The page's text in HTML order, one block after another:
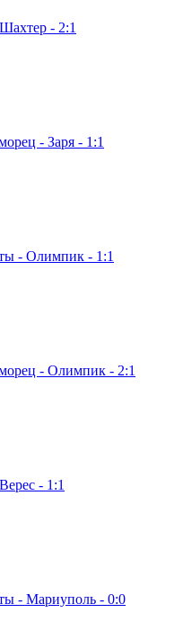
- 2:1
- Заря - 1:1
- Олимпик - 1:1
- Олимпик - 2:1
- 1:1
- Мариуполь - 0:0